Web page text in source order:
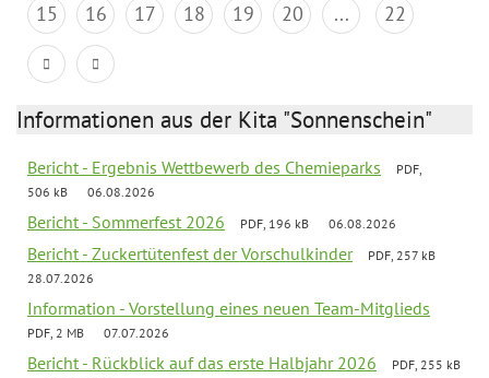
15
16 17 18 19 20 ... 22
Informationen aus der Kita "Sonnenschein"
Bericht - Ergebnis Wettbewerb des Chemieparks
PDF,
506 kB
06.08.2026
Bericht - Sommerfest 2026 PDF, 196 kB 06.08.2026
Bericht - Zuckertütenfest der Vorschulkinder
PDF, 257 kB
28.07.2026
Information - Vorstellung eines neuen Team-Mitglieds
PDF, 2 MB 07.07.2026
Bericht - Rückblick auf das erste Halbjahr 2026
PDF, 255 kB